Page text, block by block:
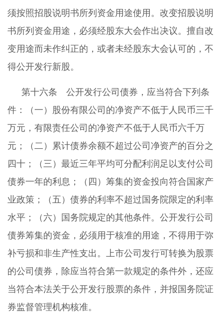
须按照招股说明书所列资金用途使用。改变招股说明
书所列资金用途，必须经股东大会作出决议。擅自改
变用途而未作纠正的，或者未经股东大会认可的，不
得公开发行新股。
第十六条 公开发行公司债券，应当符合下列条
件：（一）股份有限公司的净资产不低于人民币三千
万元，有限责任公司的净资产不低于人民币六千万
元；（二）累计债券余额不超过公司净资产的百分之
四十；（三）最近三年平均可分配利润足以支付公司
债券一年的利息；（四）筹集的资金投向符合国家产
业政策；（五）债券的利率不超过国务院限定的利率
水平；（六）国务院规定的其他条件。公开发行公司
债券筹集的资金，必须用于核准的用途，不得用于弥
补亏损和非生产性支出。上市公司发行可转换为股票
的公司债券，除应当符合第一款规定的条件外，还应
当符合本法关于公开发行股票的条件，并报国务院证
券监督管理机构核准。